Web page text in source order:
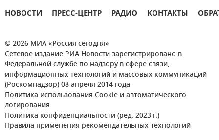
НОВОСТИ ПРЕСС-ЦЕНТР РАДИО КОНТАКТЫ
© 2026 МИА «Россия сегодня»
Сетевое издание РИА Новости зарегистрировано в
Федеральной службе по надзору в сфере связи,
информационных технологий и массовых коммуникаций
(Роскомнадзор) 08 апреля 2014 года.
Политика использования Cookie и автоматического
логирования
Политика конфиденциальности (ред. 2023 г.)
Правила применения рекомендательных технологий